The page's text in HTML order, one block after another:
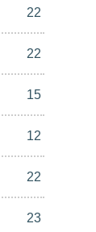
22
22
15
12
22
23